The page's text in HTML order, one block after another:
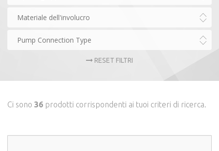
Materiale dell'involucro
Pump Connection Type
RESET FILTRI
Ci sono 36 prodotti corrispondenti ai tuoi criteri di ricerca.